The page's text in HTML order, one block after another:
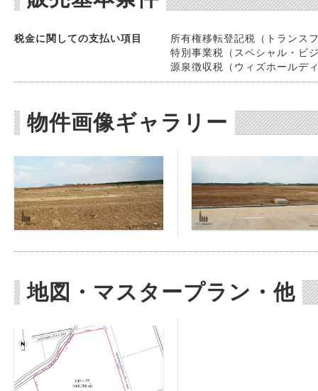
税金に関しての支払い項目
所有権移転登記税（トランス
特別事業税（スペシャル・ビ
源泉徴収税（ウィズホールデ
物件画像ギャラリー
地図・マスタープラン・他